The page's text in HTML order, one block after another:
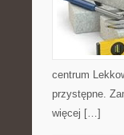
centrum
przystępne.
więcej […]